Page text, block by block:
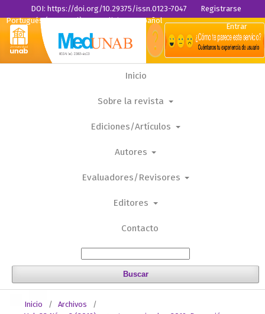
Inicio
Sobre la revista
Ediciones/Artículos
Autores
Evaluadores/Revisores
Editores
Contacto
Buscar
Portugués (Portugal) English Español
DOI: https://doi.org/10.29375/issn.0123-7047
Registrarse
Entrar
Inicio / Archivos
/